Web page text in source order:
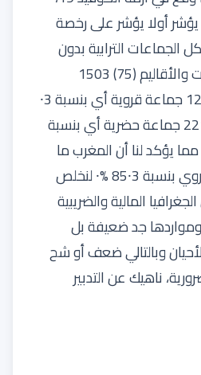
أولا يؤشر على رخصة
الجماعات الترابية بدون
الجهات (12) والعمالات والأقاليم (75) 1503
جماعة ترابية منها 1282 جماعة قروية أي بنسبة 3⸱
85 % من المجموع و221 جماعة حضرية أي بنسبة
مما يؤكد لنا أن المغرب ما
يزال يطبعه الجانب القروي بنسبة 3⸱85 %⸱ لنخلص
المالية والضريبية
جد ضعيفة بل
وبالتالي ضعف أو شح
ناهيك عن التدبير